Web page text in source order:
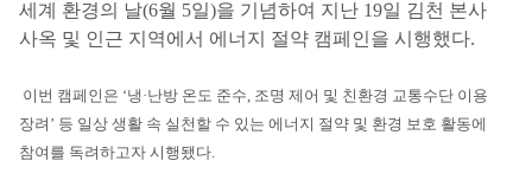
세계 환경의 날(6월 5일)을 기념하여 지난 19일 김천 본사
사옥 및 인근 지역에서 에너지 절약 캠페인을 시행했다.
이번 캠페인은 ‘냉·난방 온도 준수, 조명 제어 및 친환경 교통수단 이용
장려’ 등 일상 생활 속 실천할 수 있는 에너지 절약 및 환경 보호 활동에
참여 를 독려하고자 시행됐다.